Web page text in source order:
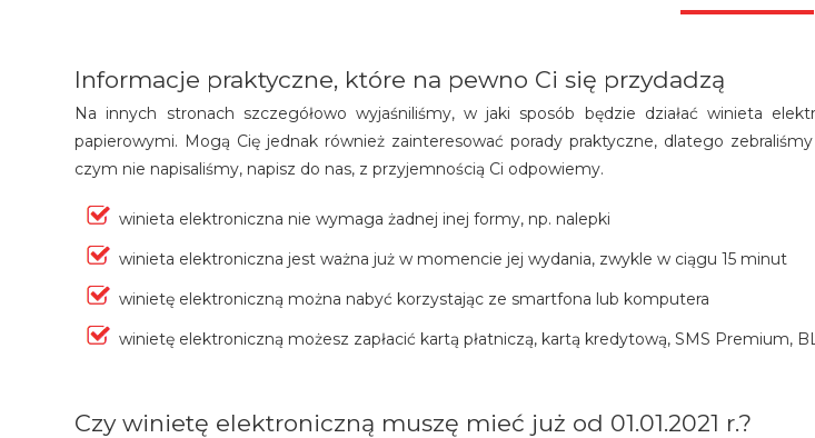
Informacje praktyczne, które na pewno Ci się przydadzą
Na innych stronach szczegółowo wyjaśniliśmy, w jaki sposób będzie działać winieta
papierowymi. Mogą Cię jednak również zainteresować porady praktyczne, dlatego
czym nie napisaliśmy, napisz do nas, z przyjemnością Ci odpowiemy.
winieta elektroniczna nie wymaga żadnej inej formy, np. nalepki
winieta elektroniczna jest ważna już w momencie jej wydania, zwykle w ciągu 15 minut
winietę elektroniczną można nabyć korzystając ze smartfona lub komputera
winietę elektroniczną możesz zapłacić kartą płatniczą, kartą kredytową, SMS Premium,
Czy winietę elektroniczną muszę mieć już od 01.01.2021 r.?